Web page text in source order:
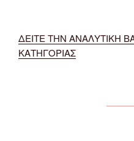
ΔΕΙΤΕ ΤΗΝ ΑΝΑΛΥΤΙΚΗ
ΚΑΤΗΓΟΡΙΑΣ